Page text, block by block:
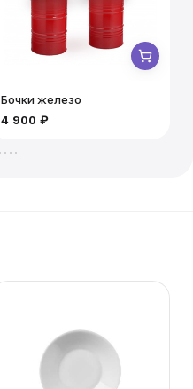
Бочки железо
4 900 ₽